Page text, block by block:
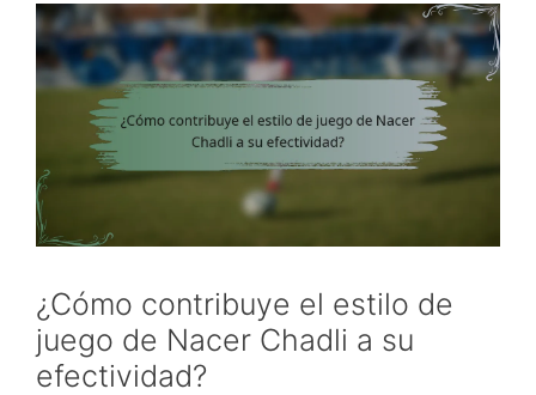
¿Cómo contribuye el estilo de
juego de Nacer Chadli a su
efectividad?